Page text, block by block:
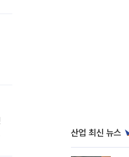
산업 최신 뉴스